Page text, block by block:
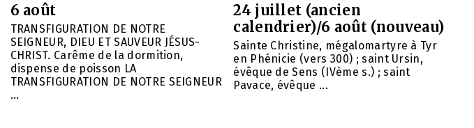
6 août
TRANSFIGURATION DE NOTRE
SEIGNEUR, DIEU ET SAUVEUR JÉSUS-
CHRIST. Carême de la dormition,
dispense de poisson LA
TRANSFIGURATION DE NOTRE SEIGNEUR
...
24 juillet (ancien
calendrier)/6 août (nouveau)
Sainte Christine, mégalomartyre à Tyr
en Phénicie (vers 300) ; saint Ursin,
évêque de Sens (IVème s.) ; saint
Pavace, évêque ...